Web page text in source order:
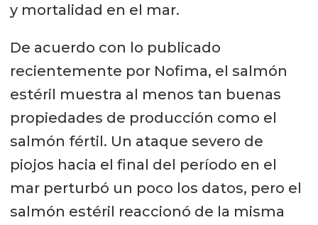
y mortalidad en el mar.
De acuerdo con lo publicado
recientemente por Nofima, el salmón
estéril muestra al menos tan buenas
propiedades de producción como el
salmón fértil. Un ataque severo de
piojos hacia el final del período en el
mar perturbó un poco los datos, pero el
salmón estéril reaccionó de la misma